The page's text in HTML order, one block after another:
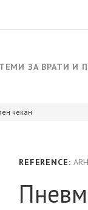
ЗА ВРАТИ И
чекан
REFERENCE: